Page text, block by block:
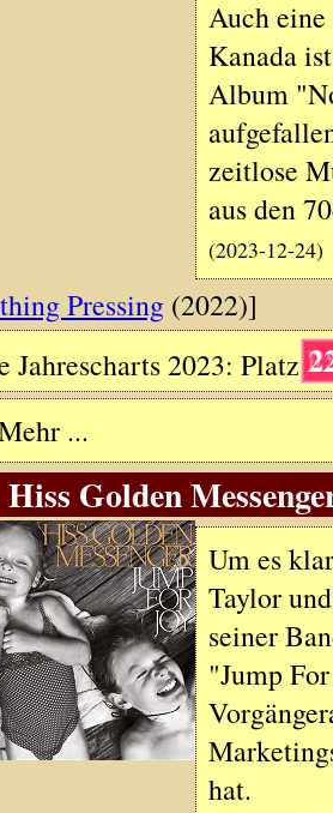
Auch eine
Kanada
Album
zeitlose
aus den
(2023-12-24)
Pressing (2022)]
Jahrescharts 2023: Platz
...
Golden
Um es
Taylor
seiner
"Jump
hat.